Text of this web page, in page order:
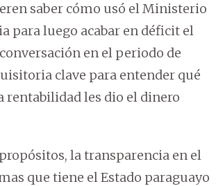
saber cómo usó el Ministerio
para luego acabar en déficit el
en el periodo de
clave para entender qué
rentabilidad les dio el dinero
la transparencia en el
que tiene el Estado paraguayo